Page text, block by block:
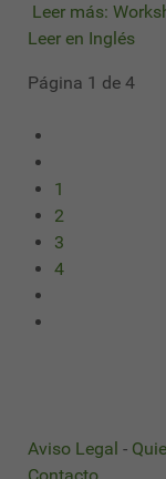
Leer más:
Leer en Inglés
Página 1 de 4
1
2
3
4
Aviso Legal -